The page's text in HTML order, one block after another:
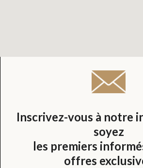
Inscrivez-vous à notre
soyez
les premiers
offres